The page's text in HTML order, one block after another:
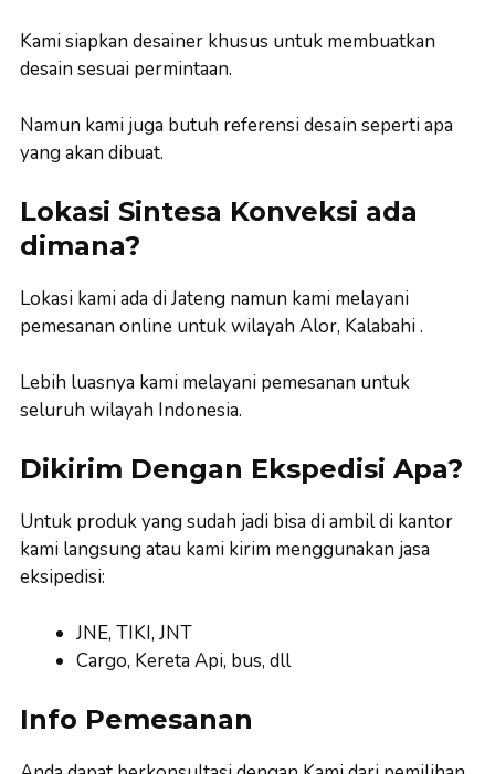
Kami siapkan desainer khusus untuk membuatkan
desain sesuai permintaan.
Namun kami juga butuh referensi desain seperti apa
yang akan dibuat.
Lokasi Sintesa Konveksi ada
dimana?
Lokasi kami ada di Jateng namun kami melayani
pemesanan online untuk wilayah Alor, Kalabahi .
Lebih luasnya kami melayani pemesanan untuk
seluruh wilayah Indonesia.
Dikirim Dengan Ekspedisi Apa?
Untuk produk yang sudah jadi bisa di ambil di kantor
kami langsung atau kami kirim menggunakan jasa
eksipedisi:
JNE, TIKI, JNT
Cargo, Kereta Api, bus, dll
Info Pemesanan